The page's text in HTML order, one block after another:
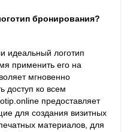
бронирования?
идеальный логотип
применить его на
мгновенно
доступ ко всем
предоставляет
для создания визитных
материалов, для